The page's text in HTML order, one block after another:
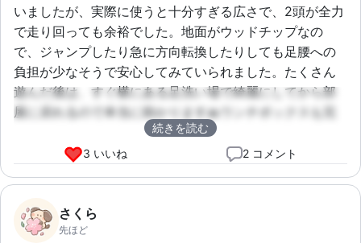
いましたが、実際に使うと十分すぎる広さで、2頭が全力
で走り回っても余裕でした。地面がウッドチップなの
で、ジャンプしたり急に方向転換したりしても足腰への
負担が少なそうで安心してみていられました。たくさん
遊んだ後は、すぐ横にある足洗い場で綺麗にしてから部
屋に戻れるので本当に助かります🙏ウンチボックスも完
備されていて、飼い主にとっての快適さも考えられてい
る素敵な施設でした！
続きを読む
3 いいね
2 コメント
さくら
先ほど